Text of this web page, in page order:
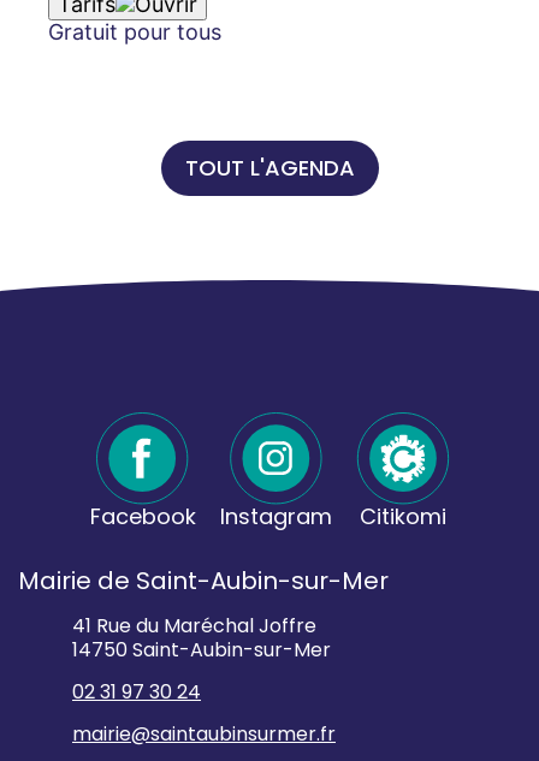
Gratuit pour tous
TOUT L'AGENDA
Facebook Instagram Citikomi
Mairie de Saint-Aubin-sur-Mer
41 Rue du Maréchal Joffre
14750 Saint-Aubin-sur-Mer
02 31 97 30 24
mairie@saintaubinsurmer.fr